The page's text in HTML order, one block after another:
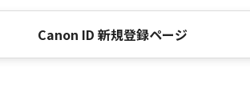
Canon ID 新規登録ページ